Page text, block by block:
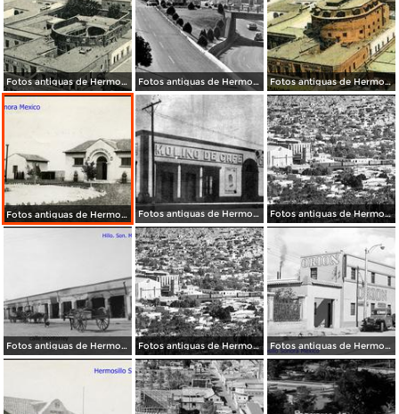
Fotos antiguas de Hermosillo Fotos antiguas de Hermosillo Fotos antiguas de Hermosillo
Fotos antiguas de Hermosillo Fotos antiguas de Hermosillo Fotos antiguas de Hermosillo
Fotos antiguas de Hermosillo Fotos antiguas de Hermosillo Fotos antiguas de Hermosillo